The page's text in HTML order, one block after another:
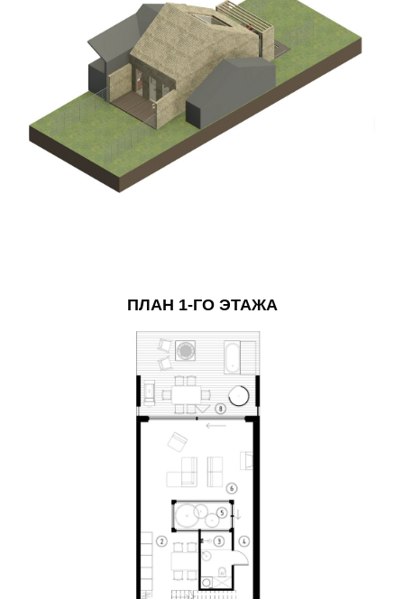
ПЛАН 1-ГО ЭТАЖА